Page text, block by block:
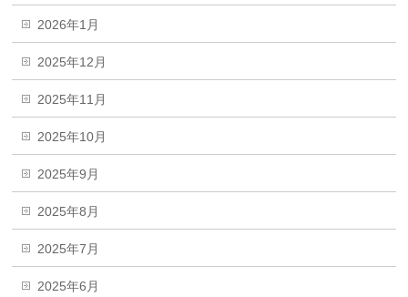
2026年1月
2025年12月
2025年11月
2025年10月
2025年9月
2025年8月
2025年7月
2025年6月